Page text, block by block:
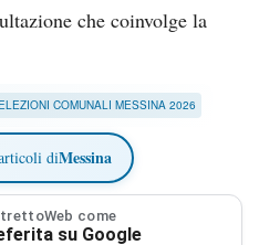
che coinvolge la
COMUNALI MESSINA 2026
diMessina
come
su Google